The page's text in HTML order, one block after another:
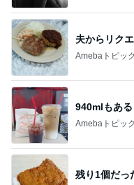
夫からリク
Amebaトピッ
940mlもあ
Amebaトピッ
残り1個だっ